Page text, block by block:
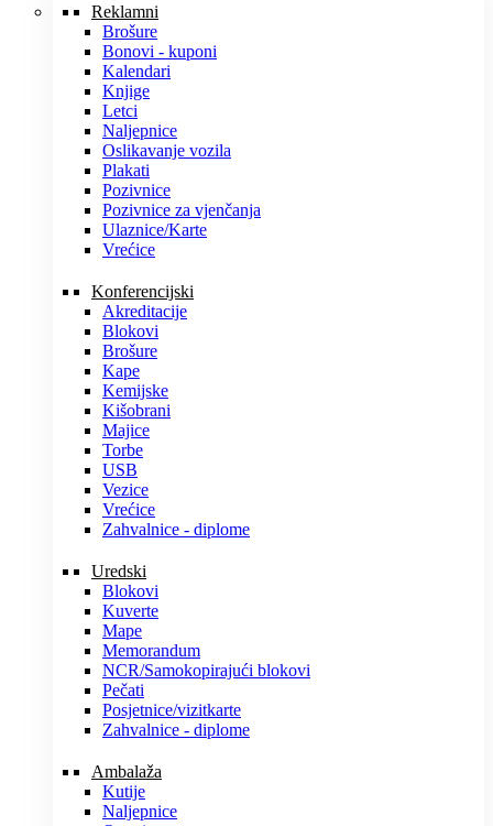
Reklamni
Brošure
Bonovi - kuponi
Kalendari
Knjige
Letci
Naljepnice
Oslikavanje vozila
Plakati
Pozivnice
Pozivnice za vjenčanja
Ulaznice/Karte
Vrećice
Konferencijski
Akreditacije
Blokovi
Brošure
Kape
Kemijske
Kišobrani
Majice
Torbe
USB
Vezice
Vrećice
Zahvalnice - diplome
Uredski
Blokovi
Kuverte
Mape
Memorandum
NCR/Samokopirajući blokovi
Pečati
Posjetnice/vizitkarte
Zahvalnice - diplome
Ambalaža
Kutije
Naljepnice